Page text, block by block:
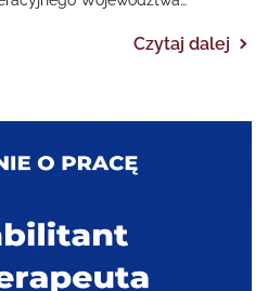
Czytaj dalej